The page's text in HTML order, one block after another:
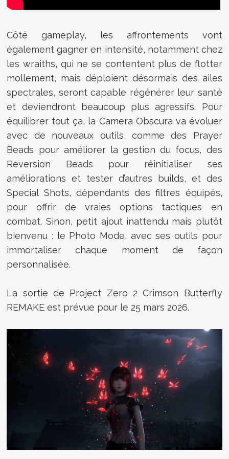
Côté gameplay, les affrontements vont
également gagner en intensité, notamment chez
les wraiths, qui ne se contentent plus de flotter
mollement, mais déploient désormais des ailes
spectrales, seront capable régénérer leur santé
et deviendront beaucoup plus agressifs. Pour
équilibrer tout ça, la Camera Obscura va évoluer
avec de nouveaux outils, comme des Prayer
Beads pour améliorer la gestion du focus, des
Reversion Beads pour réinitialiser ses
améliorations et tester d’autres builds, et des
Special Shots, dépendants des filtres équipés,
pour offrir de vraies options tactiques en
combat. Sinon, petit ajout inattendu mais plutôt
bienvenu : le Photo Mode, avec ses outils pour
immortaliser chaque moment de façon
personnalisée.
La sortie de Project Zero 2 Crimson Butterfly
REMAKE est prévue pour le 25 mars 2026.